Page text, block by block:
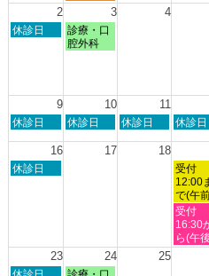
26th
27th
日,
月
27th
2 3 4
日
2nd
休診日
月
曜
3rd
診療・口
腔外科
9 10 11
日
8
月
休診日
月
休診日
火
休診日
水
8
月
12th
2026
休診日
16 17 18
日
2026
休診日
水
曜
日,
8
月
19th
2026
受付
12:00
で(午
水
曜
日,
8
受付
16:30
ら(午
23 24 25
日
休診日
月
診療・口